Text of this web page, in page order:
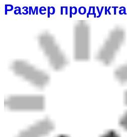
Размер продукта